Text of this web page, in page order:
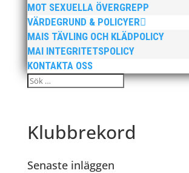
MOT SEXUELLA ÖVERGREPP
VÄRDEGRUND & POLICYER
MAIS TÄVLING OCH KLÄDPOLICY
MAI INTEGRITETSPOLICY
KONTAKTA OSS
Klubbrekord
Senaste inläggen